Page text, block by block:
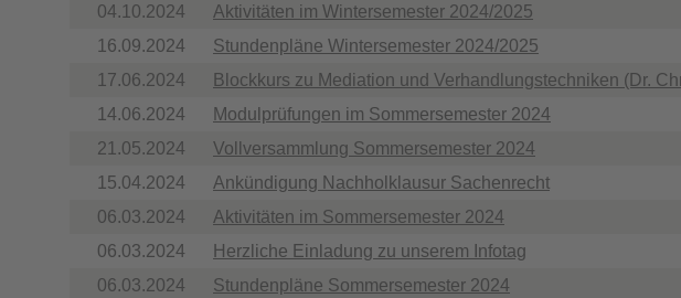
04.10.2024
Aktivitäten im Wintersemester 2024/2025
16.09.2024
Stundenpläne Wintersemester 2024/2025
17.06.2024
Blockkurs zu Mediation und Verhandlungstechniken (Dr.
14.06.2024
Modulprüfungen im Sommersemester 2024
21.05.2024
Vollversammlung Sommersemester 2024
15.04.2024
Ankündigung Nachholklausur Sachenrecht
06.03.2024
Aktivitäten im Sommersemester 2024
06.03.2024
Herzliche Einladung zu unserem Infotag
06.03.2024
Stundenpläne Sommersemester 2024